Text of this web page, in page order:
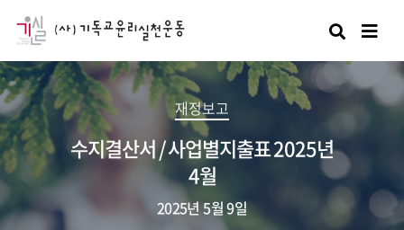
검색
재정보고
수지결산서 / 사업별지출표 2025년
4월
2025년 5월 9일